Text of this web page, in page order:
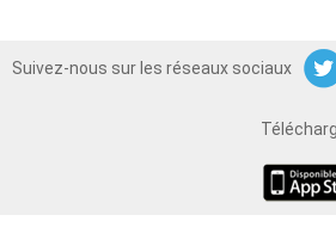
Suivez-nous sur les réseaux sociaux
Twitter